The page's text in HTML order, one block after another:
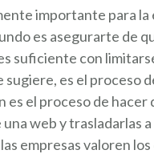
importante para la
es asegurarte de
suficiente con
sugiere, es el
es el proceso de
web y trasladarlas
empresas valoren